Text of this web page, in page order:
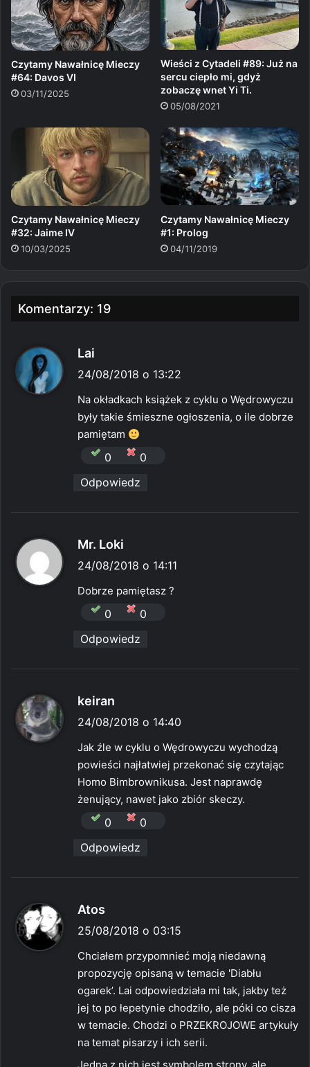
Czytamy Nawałnicę Mieczy
#64: Davos VI
03/11/2025
Wieści z Cytadeli #89: Już na
sercu ciepło mi, gdyż
zobaczę wnet Yi Ti.
05/08/2021
Czytamy Nawałnicę Mieczy
#32: Jaime IV
10/03/2025
Czytamy Nawałnicę Mieczy
#1: Prolog
04/11/2019
Komentarzy: 19
Lai
i
e
:
24/08/2018 o 13:22
Na okładkach książek z cyklu o Wędrowyczu
były takie śmieszne ogłoszenia, o ile dobrze
pamiętam
0
0
Odpowiedz
Mr. Loki
i
z
:
24/08/2018 o 14:11
Dobrze pamiętasz ?
0
0
Odpowiedz
keiran
i
z
e
:
24/08/2018 o 14:40
Jak źle w cyklu o Wędrowyczu wychodzą
powieści najłatwiej przekonać się czytając
Homo Bimbrownikusa. Jest naprawdę
żenujący, nawet jako zbiór skeczy.
0
0
Odpowiedz
Atos
i
e
:
25/08/2018 o 03:15
Chciałem przypomnieć moją niedawną
propozycję opisaną w temacie 'Diabłu
ogarek’. Lai odpowiedziała mi tak, jakby też
jej to po łepetynie chodziło, ale póki co cisza
w temacie. Chodzi o PRZEKROJOWE artykuły
na temat pisarzy i ich serii.